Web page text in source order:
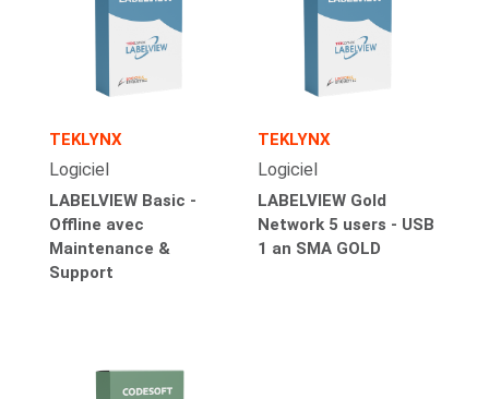
TEKLYNX
Logiciel
LABELVIEW Basic -
Offline avec
Maintenance &
Support
TEKLYNX
Logiciel
LABELVIEW Gold
Network 5 users - USB
1 an SMA GOLD